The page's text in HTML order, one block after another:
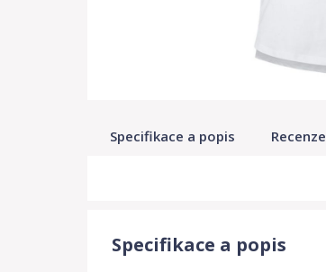
Specifikace a popis Recenze
Specifikace a popis